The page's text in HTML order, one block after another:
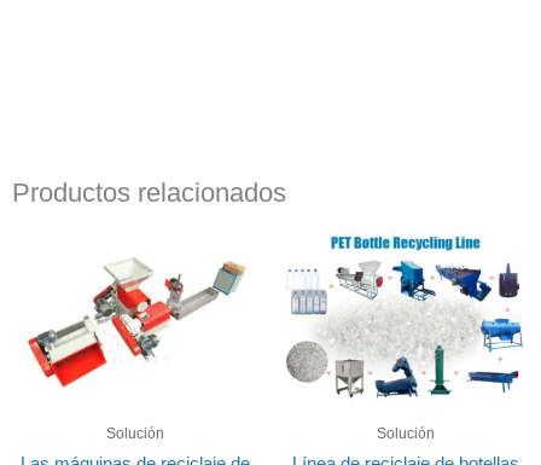
Productos relacionados
Solución Solución